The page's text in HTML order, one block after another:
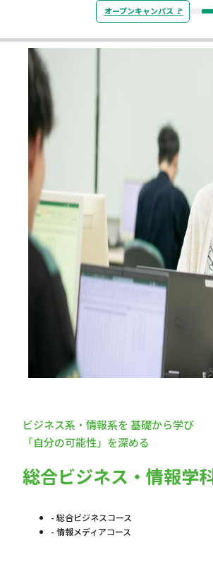
オープンキャンパス 🚩️
湘北短期大学 受験生サイト
資料請求はこちらから
アクセス
問い合わせ
高校教員の方
ビジネス系・情報系を 基礎から学び
「自分の可能性」を深める
総合ビジネス・情報学
総合ビジネスコース
情報メディアコース